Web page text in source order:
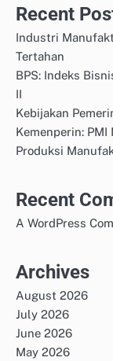
Recent
Industri
Tertahan
BPS: Indeks
II
Kebijakan
Kemenperin:
Produksi
Recent
A WordPress
Archives
August 2026
July 2026
June 2026
May 2026